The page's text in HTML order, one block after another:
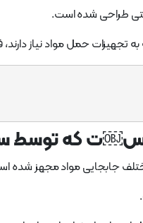
طراحی شده است.
تجهیزات حمل مواد نیاز
که توسط